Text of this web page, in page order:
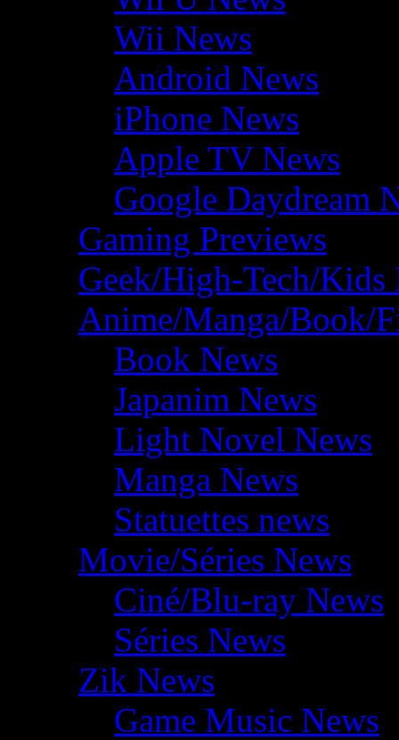
Wii News
Android News
iPhone News
Apple TV News
Google Daydream
Gaming Previews
Geek/High-Tech/Kids
Anime/Manga/Book/
Book News
Japanim News
Light Novel News
Manga News
Statuettes news
Movie/Séries News
Ciné/Blu-ray News
Séries News
Zik News
Game Music News